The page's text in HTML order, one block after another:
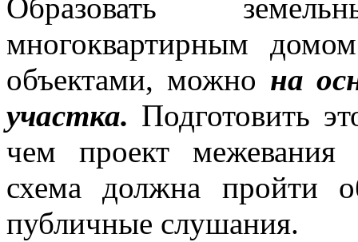
Образовать
многоквартирным
объектами, можно на
участка. Подготовить
чем проект межевания
схема должна пройти
публичные слушания.